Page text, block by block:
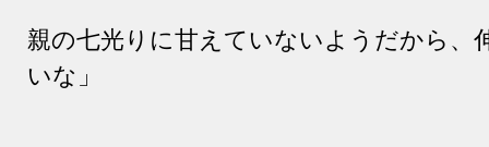
親の七光りに甘えていないようだから、
いな」